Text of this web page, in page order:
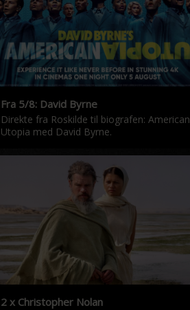
Fra 5/8: David Byrne
Direkte fra Roskilde til biografen: American
Utopia med David Byrne.
2 x Christopher Nolan